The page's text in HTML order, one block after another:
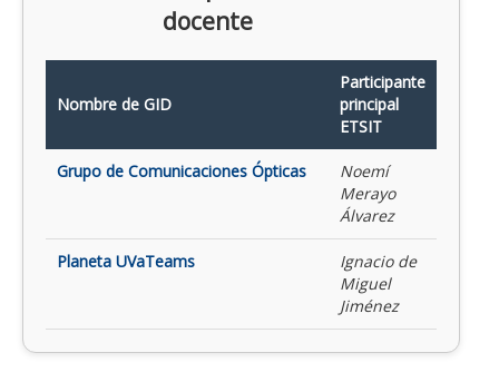
docente
Nombre de GID
Participante
principal
ETSIT
Grupo de Comunicaciones Ópticas
Noemí
Merayo
Álvarez
Planeta UVaTeams
Ignacio de
Miguel
Jiménez